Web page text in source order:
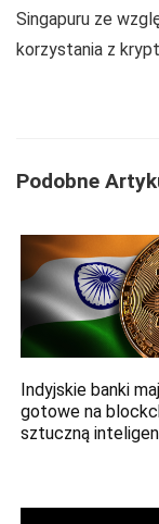
Singapuru ze
korzystania z
Podobne
Indyjskie banki
gotowe na
sztuczną